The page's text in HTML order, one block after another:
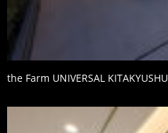
the Farm UNIVERSAL KITAKYUSHU